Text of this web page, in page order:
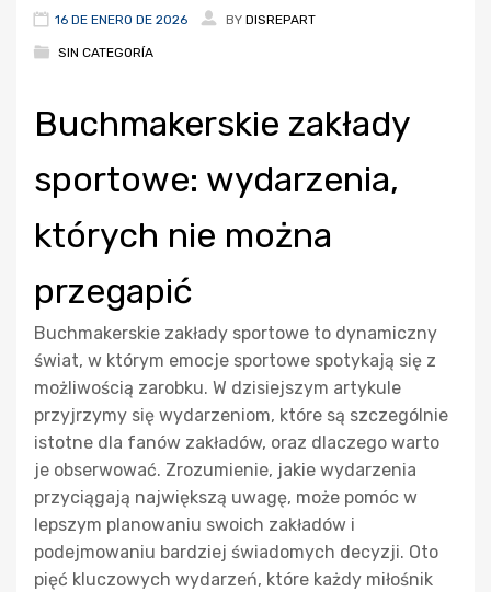
16 DE ENERO DE 2026 BY DISREPART
SIN CATEGORÍA
Buchmakerskie zakłady
sportowe: wydarzenia,
których nie można
przegapić
Buchmakerskie zakłady sportowe to dynamiczny
świat, w którym emocje sportowe spotykają się z
możliwością zarobku. W dzisiejszym artykule
przyjrzymy się wydarzeniom, które są szczególnie
istotne dla fanów zakładów, oraz dlaczego warto
je obserwować. Zrozumienie, jakie wydarzenia
przyciągają największą uwagę, może pomóc w
lepszym planowaniu swoich zakładów i
podejmowaniu bardziej świadomych decyzji. Oto
pięć kluczowych wydarzeń, które każdy miłośnik